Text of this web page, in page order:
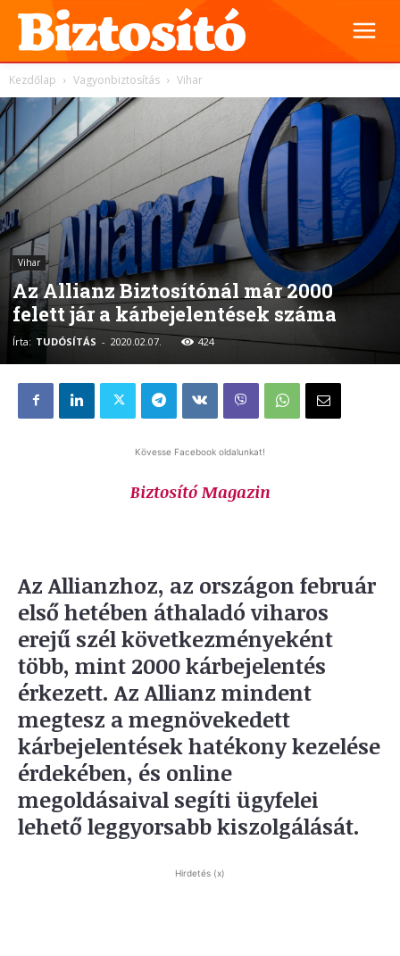
Kezdőlap Vagyonbiztosítás Vihar
Vihar
Az Allianz Biztosítónál már 2000
felett jár a kárbejelentések száma
Írta: TUDÓSÍTÁS - 2020.02.07. 424
Kövesse Facebook oldalunkat!
Biztosító Magazin
Az Allianzhoz, az országon február
első hetében áthaladó viharos
erejű szél következményeként
több, mint 2000 kárbejelentés
érkezett. Az Allianz mindent
megtesz a megnövekedett
kárbejelentések hatékony kezelése
érdekében, és online
megoldásaival segíti ügyfelei
lehető leggyorsabb kiszolgálását.
Hirdetés (x)